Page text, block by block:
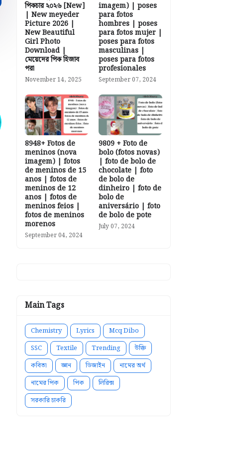
পিকচার ২০২৬ [New]
| New meyeder
Picture 2026 |
New Beautiful
Girl Photo
Download |
মেয়েদের পিক হিজাব
পরা
November 14, 2025
imagem) | poses
para fotos
hombres | poses
para fotos mujer |
poses para fotos
masculinas |
poses para fotos
profesionales
September 07, 2024
8948+ Fotos de
meninos (nova
imagem) | fotos
de meninos de 15
anos | fotos de
meninos de 12
anos | fotos de
meninos feios |
fotos de meninos
morenos
September 04, 2024
9809 + Foto de
bolo (fotos novas)
| foto de bolo de
chocolate | foto
de bolo de
dinheiro | foto de
bolo de
aniversário | foto
de bolo de pote
July 07, 2024
Main Tags
Chemistry Lyrics
Mcq Dibo
SSC
Textile Trending
উক্তি
কবিতা
জ্ঞান ডিজাইন
নামের অর্থ
নামের পিক
পিক
লিরিক্স
সরকারি চাকরি